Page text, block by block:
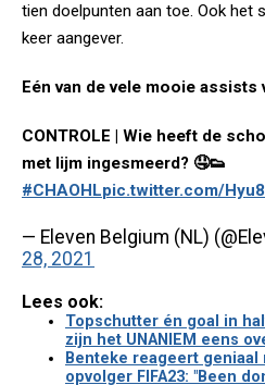
tien doelpunten aan toe. Ook het
keer aangever.
Eén van de vele mooie assists
CONTROLE | Wie heeft de
met lijm ingesmeerd? 🤤👟
#CHAOHLpic.twitter.com/
— Eleven Belgium (NL)
28, 2021
Lees ook:
Topschutter én goal in
zijn het UNANIEM eens
Benteke reageert geniaal
opvolger FIFA23: "Been